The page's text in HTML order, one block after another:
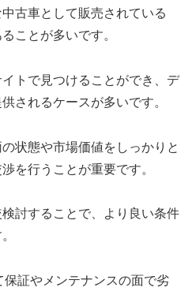
古車として販売されている
ことが多いです。
トで見つけることができ、デ
されるケースが多いです。
状態や市場価値をしっかりと
を行うことが重要です。
討することで、より良い条件
証やメンテナンスの面で劣